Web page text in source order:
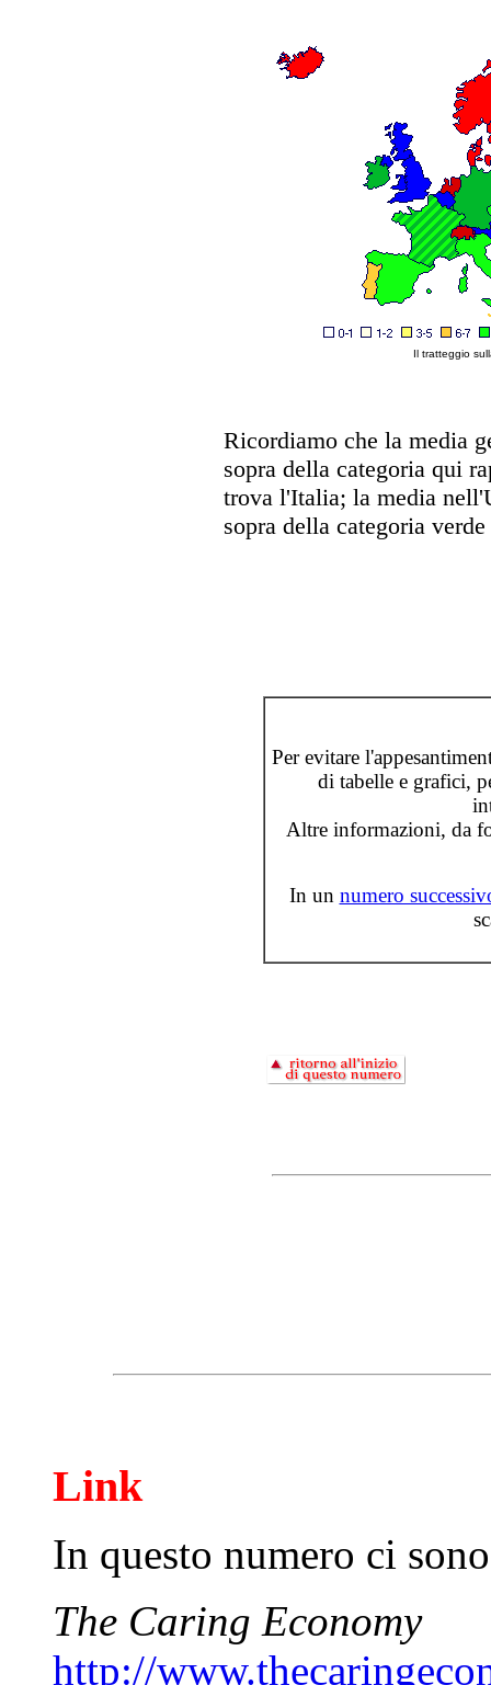
Il tratteggio
Ricordiamo che la media
sopra della categoria qui
trova l'Italia; la media
sopra della categoria
Per evitare
di tabelle e grafici,
Altre informazioni, da
In un numero
Link
In questo numero ci
The Caring Economy
http://